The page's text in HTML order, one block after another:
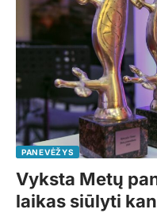
PANEVĖŽYS
Vyksta Metų
laikas siūlyti